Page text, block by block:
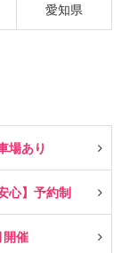
愛知県
場あり
安心】予約制
開催